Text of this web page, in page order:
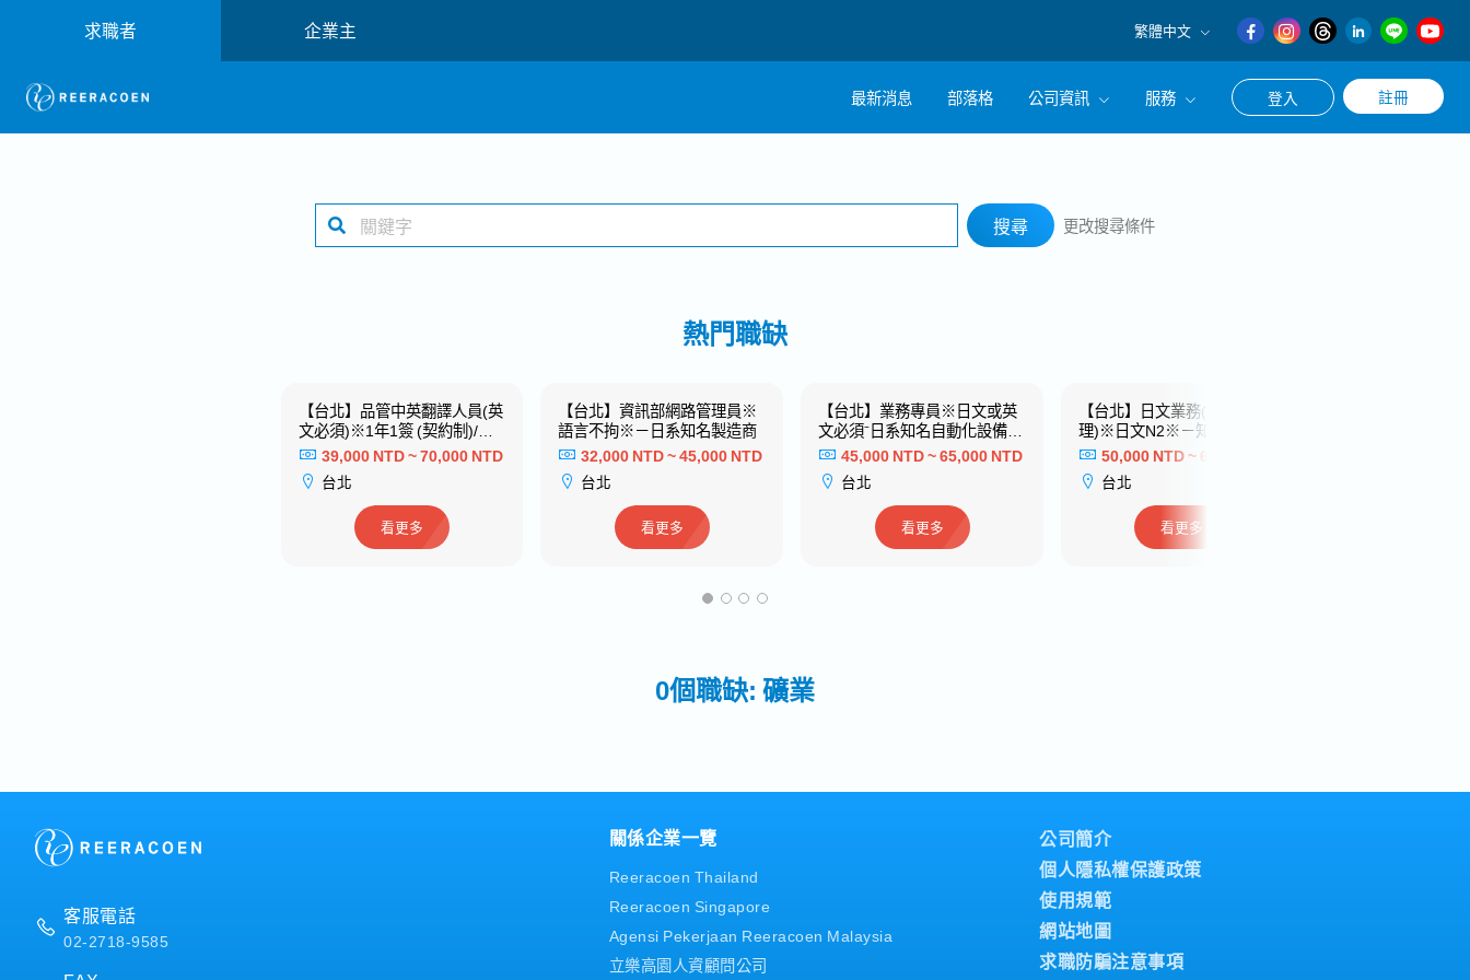
求職者 企業主 繁體中文
English
日本語
最新消息 部落格 公司資訊
經營理念
服務
職涯諮詢服務
登入 註冊
搜尋
更改搜尋條件
熱門職缺
【台北】品管中英翻譯人員(英
文必須)※1年1簽 (契約制)/視
表現續簽※歡迎新鮮人－知名
日系專案工程
39,000 NTD ~ 70,000 NTD
台北
看更多
【台北】資訊部網路管理員※
語言不拘※－日系知名製造商
32,000 NTD ~ 45,000 NTD
台北
看更多
【台北】業務專員※日文或英
文必須⁻日系知名自動化設備製
造商⁻45,000 NTD ~ 65,000 NTD
台北
看更多
【台北】日文業務(係長/副
理)※日文N2※－知名電子製
造業50,000 NTD ~ 60,000 NTD
台北
看更多
0個職缺: 礦業
客服電話
02-2718-9585
關係企業一覽
Reeracoen Thailand
Reeracoen Singapore
Agensi Pekerjaan Reeracoen Malaysia
立樂高園人資顧問公司
公司簡介
個人隱私權保護政策
使用規範
網站地圖
求職防騙注意事項